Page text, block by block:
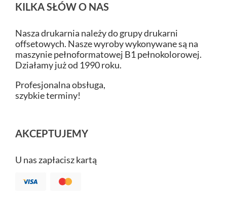
KILKA SŁÓW O NAS
Nasza drukarnia należy do grupy drukarni
offsetowych. Nasze wyroby wykonywane są na
maszynie pełnoformatowej B1 pełnokolorowej.
Działamy już od 1990 roku.
Profesjonalna obsługa,
szybkie terminy!
AKCEPTUJEMY
U nas zapłacisz kartą